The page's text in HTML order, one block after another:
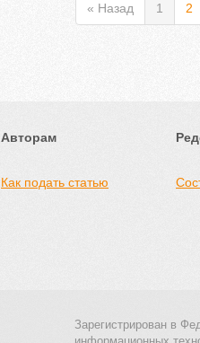
« Назад 1 2
Авторам
Как подать статью
Зарегистрирован в